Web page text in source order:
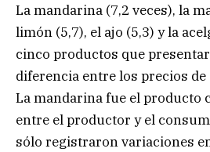
La mandarina (7,2 veces), la
limón (5,7), el ajo (5,3) y la
cinco productos que
diferencia entre los precios
La mandarina fue el producto
entre el productor y el
sólo registraron variaciones